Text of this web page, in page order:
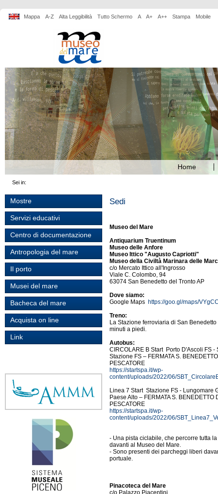
Mappa A-Z Alta Leggibilità Tutto Schermo A A+ A++ Stampa Mobile
Home
Sei in:
Mostre
Servizi educativi
Centro di documentazione
Antropologia del mare
Il porto
Musei del mare
Bacheca del mare
Acquista on line
Link
Sedi
Museo del Mare
Antiquarium Truentinum
Museo delle Anfore
Museo Ittico "Augusto Capriotti"
Museo della Civiltà Marinara delle
c/o Mercato Ittico all'Ingrosso
Viale C. Colombo, 94
63074 San Benedetto del Tronto AP
Dove siamo:
Google Maps https://goo.gl/maps/
Treno:
La Stazione ferroviaria di San
minuti a piedi.
Autobus:
CIRCOLARE B Start Porto D'Ascoli FS -
Stazione FS – FERMATA S.
PESCATORE
https://startspa.it/wp-
content/uploads/2022/06/
Linea 7 Start Stazione FS - Lungomare
Paese Alto – FERMATA S. BENEDETTO
PESCATORE
https://startspa.it/wp-
content/uploads/2022/06/
- Una pista ciclabile, che percorre tutta
davanti al Museo del Mare.
- Sono presenti dei parcheggi liberi
portuale.
Pinacoteca del Mare
c/o Palazzo Piacentini